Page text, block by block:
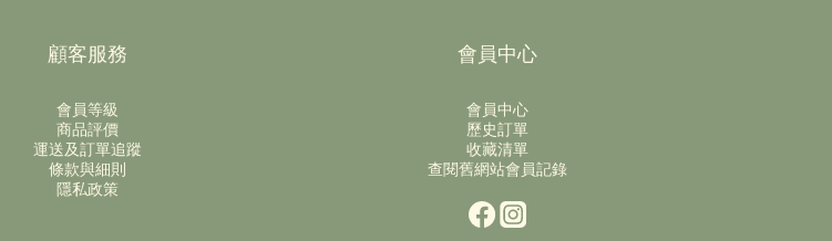
顧客服務
會員等級
商品評價
運送及訂單追蹤
條款與細則
隱私政策
會員中心
會員中心
歷史訂單
收藏清單
查閱舊網站會員記錄